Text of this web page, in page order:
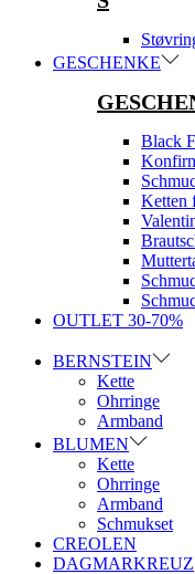
GESCHENKE
Black
Ketten
OUTLET 30-70%
BERNSTEIN
Kette
Ohrringe
Armband
BLUMEN
Kette
Ohrringe
Armband
Schmukset
CREOLEN
DAGMARKREUZ